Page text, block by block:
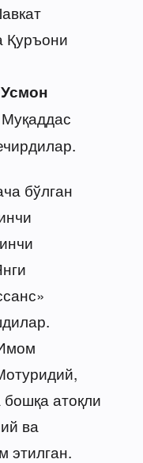
Қуръони
Усмон
бўлган
атоқли
ва
этилган.